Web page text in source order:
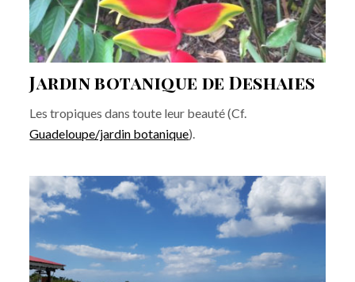
Jardin botanique de Deshaies
Les tropiques dans toute leur beauté (Cf.
Guadeloupe/jardin botanique).